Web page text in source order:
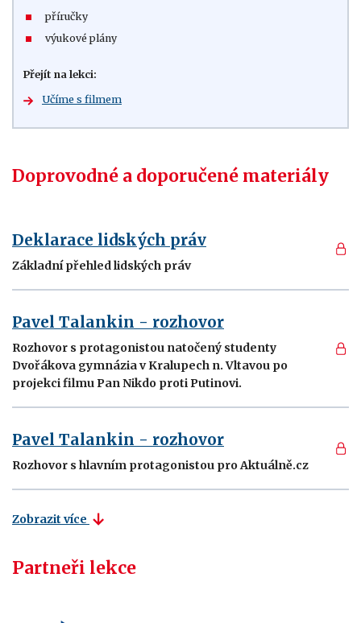
příručky
výukové plány
Přejít na lekci:
Učíme s filmem
Doprovodné a doporučené materiály
Deklarace lidských práv
Základní přehled lidských práv
Pavel Talankin - rozhovor
Rozhovor s protagonistou natočený studenty
Dvořákova gymnázia v Kralupech n. Vltavou po
projekci filmu Pan Nikdo proti Putinovi.
Pavel Talankin - rozhovor
Rozhovor s hlavním protagonistou pro Aktuálně.cz
Zobrazit více
Partneři lekce